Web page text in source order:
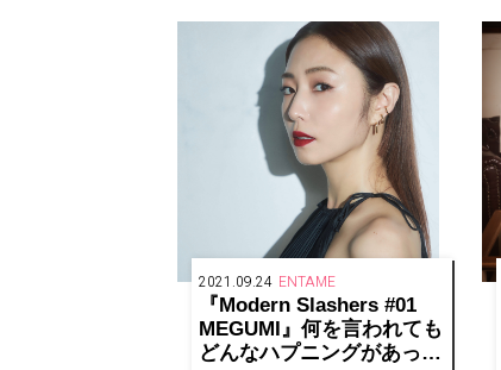
2021.09.24 ENTAME
『Modern Slashers #01
MEGUMI』何を言われても
どんなハプニングがあって